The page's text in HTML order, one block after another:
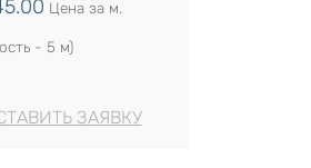
Цена за м.
- 5 м)
ЗАЯВКУ